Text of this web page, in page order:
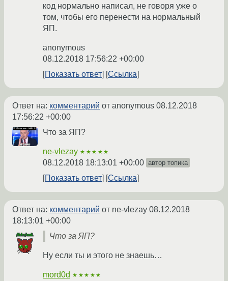
код нормально написал, не говоря уже о
том, чтобы его перенести на нормальный
ЯП.
anonymous
08.12.2018 17:56:22 +00:00
Показать ответ
Ссылка
Ответ на: комментарий от anonymous 08.12.2018
17:56:22 +00:00
Что за ЯП?
ne-vlezay ★★★★★
08.12.2018 18:13:01 +00:00 автор топика
Показать ответ Ссылка
Ответ на: комментарий от ne-vlezay 08.12.2018
18:13:01 +00:00
Что за ЯП?
Ну если ты и этого не знаешь…
mord0d ★★★★★